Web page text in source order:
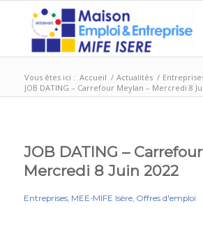
Vous êtes ici : Accueil / Actualités /
JOB DATING – Carrefour Meylan – Mercredi 8
JOB DATING –
Mercredi 8 Juin 2022
Entreprises, MEE-MIFE Isère, Offres d'emploi